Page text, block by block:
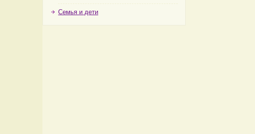
Семья и дети